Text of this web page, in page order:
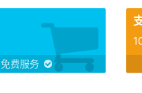
免费服务